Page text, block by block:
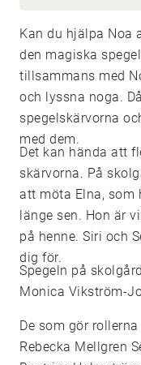
Kan du hjälpa Noa
den magiska
tillsammans med
och lyssna noga.
spegelskärvorna
med dem.
Det kan hända att
skärvorna. På
att möta Elna, som
länge sen. Hon är
på henne. Siri och
dig för.
Spegeln på
Monica Vikström-
De som gör
Rebecka Mellgren